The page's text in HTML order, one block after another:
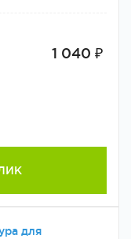
1 040 ₽
для